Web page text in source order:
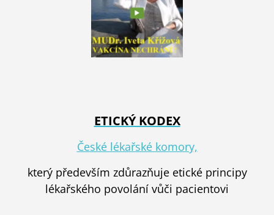
ETICKÝ KODEX
České lékařské komory,
který především zdůrazňuje etické principy
lékařského povolání vůči pacientovi